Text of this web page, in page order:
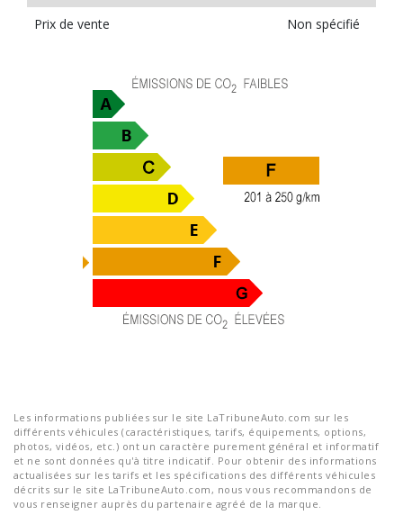
Prix de vente
Non spécifié
Les informations publiées sur le site LaTribuneAuto.com sur les
différents véhicules (caractéristiques, tarifs, équipements, options,
photos, vidéos, etc.) ont un caractère purement général et informatif
et ne sont données qu'à titre indicatif. Pour obtenir des informations
actualisées sur les tarifs et les spécifications des différents véhicules
décrits sur le site LaTribuneAuto.com, nous vous recommandons de
vous renseigner auprès du partenaire agréé de la marque.